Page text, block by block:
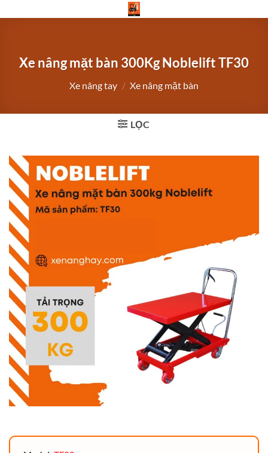
qua
Xe nâng mặt bàn 300Kg Noblelift TF30
Xe nâng tay / Xe nâng mặt bàn
LỌC